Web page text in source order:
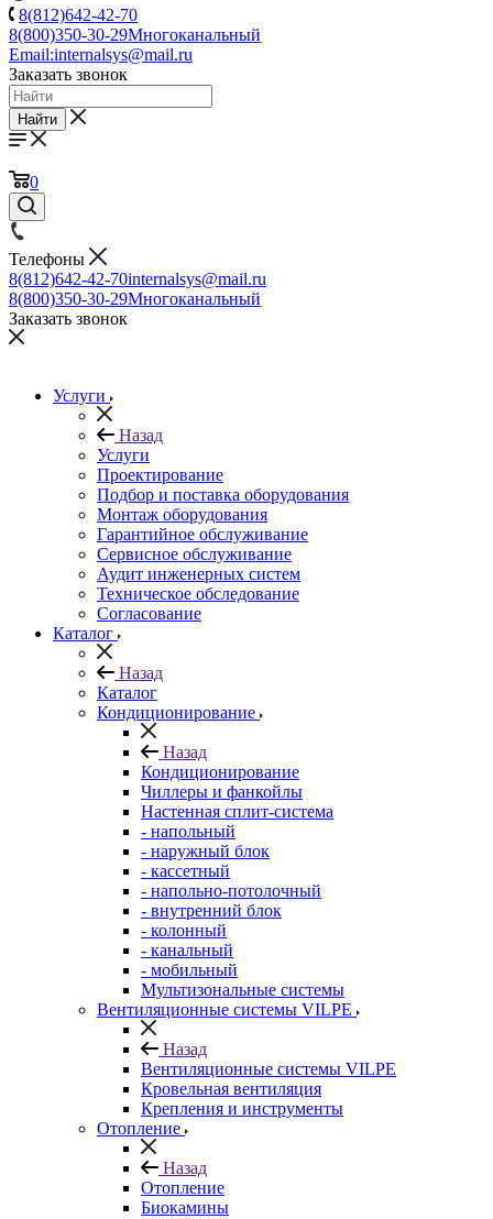
8(812)642-42-70
8(800)350-30-29Многоканальный
Email:internalsys@mail.ru
Заказать звонок
Найти
0
Телефоны
8(812)642-42-70internalsys@mail.ru
8(800)350-30-29Многоканальный
Заказать звонок
Услуги
Назад
Услуги
Проектирование
Подбор и поставка оборудования
Монтаж оборудования
Гарантийное обслуживание
Сервисное обслуживание
Аудит инженерных систем
Техническое обследование
Согласование
Каталог
Назад
Каталог
Кондиционирование
Назад
Кондиционирование
Чиллеры и фанкойлы
Настенная сплит-система
- напольный
- наружный блок
- кассетный
- напольно-потолочный
- внутренний блок
- колонный
- канальный
- мобильный
Мультизональные системы
Вентиляционные системы VILPE
Назад
Вентиляционные системы VILPE
Кровельная вентиляция
Крепления и инструменты
Отопление
Назад
Отопление
Биокамины